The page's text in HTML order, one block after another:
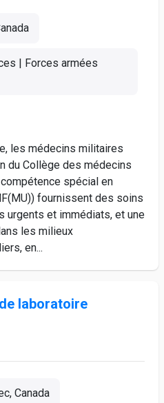
| Forces armées
les médecins militaires
du Collège des médecins
spécial en
fournissent des soins
urgents et immédiats, et une
les milieux
en...
laboratoire
Canada